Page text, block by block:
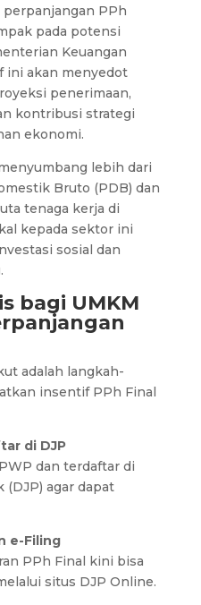
PPh
pada potensi
Keuangan
ini akan menyedot
penerimaan,
kontribusi strategi
ekonomi.
lebih dari
Bruto (PDB) dan
tenaga kerja di
kepada sektor ini
sosial dan
bagi UMKM
adalah langkah-
insentif PPh Final
di DJP
dan terdaftar di
(DJP) agar dapat
e-Filing
PPh Final kini bisa
situs DJP Online.